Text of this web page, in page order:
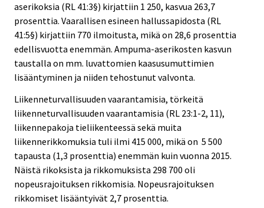
aserikoksia (RL 41:3§) kirjattiin 1 250, kasvua 263,7
prosenttia. Vaarallisen esineen hallussapidosta (RL
41:5§) kirjattiin 770 ilmoitusta, mikä on 28,6 prosenttia
edellisvuotta enemmän. Ampuma-aserikosten kasvun
taustalla on mm. luvattomien kaasusumuttimien
lisääntyminen ja niiden tehostunut valvonta.
Liikenneturvallisuuden vaarantamisia, törkeitä
liikenneturvallisuuden vaarantamisia (RL 23:1-2, 11),
liikennepakoja tieliikenteessä sekä muita
liikennerikkomuksia tuli ilmi 415 000, mikä on 5 500
tapausta (1,3 prosenttia) enemmän kuin vuonna 2015.
Näistä rikoksista ja rikkomuksista 298 700 oli
nopeusrajoituksen rikkomisia. Nopeusrajoituksen
rikkomiset lisääntyivät 2,7 prosenttia.